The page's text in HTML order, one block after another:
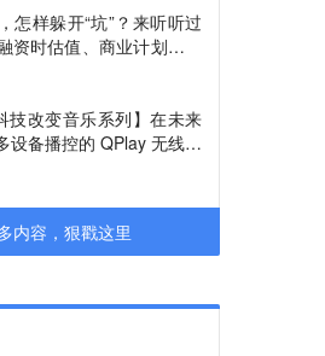
怎样躲开“坑”？来听听过
资时估值、商业计划书等
的时代#
技改变音乐系列】在未来
设备播控的 QPlay 无线音
内容，狠戳这里